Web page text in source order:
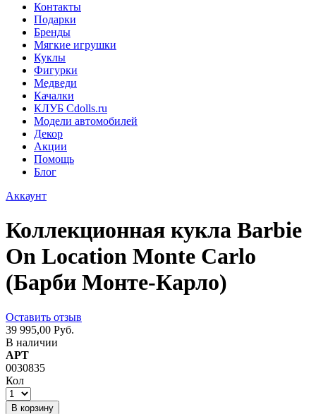
Контакты
Подарки
Бренды
Мягкие игрушки
Куклы
Фигурки
Медведи
Качалки
КЛУБ Cdolls.ru
Модели автомобилей
Декор
Акции
Помощь
Блог
Аккаунт
Коллекционная кукла Barbie
On Location Monte Carlo
(Барби Монте-Карло)
Оставить отзыв
39 995,00 Руб.
В наличии
АРТ
0030835
Кол
В корзину